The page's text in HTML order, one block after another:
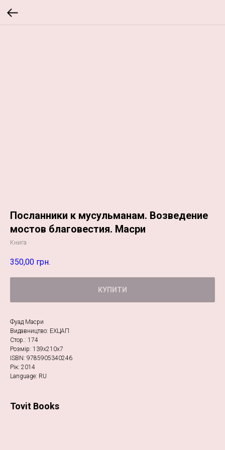
Посланники к мусульманам. Возведение
мостов благовестия. Масри
Книга
350,00 грн.
КУПИТИ
Фуад Масри
Видавництво: ЕХЦАП
Стор.: 174
Розмір: 139х210х7
ISBN: 9785905340246
Рік: 2014
Language: RU
Tovit Books